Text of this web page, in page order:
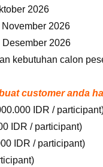
2026
2026
Desember 2026
kebutuhan calon
customer anda
IDR /
IDR / participant)
IDR / participant)